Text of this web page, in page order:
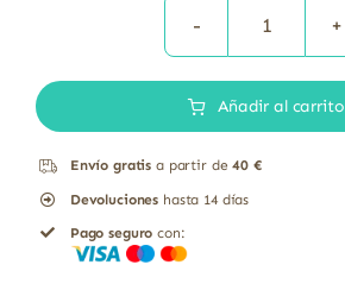
TISANA
KIDS
Añadir al carrito
Envío gratis a partir de40 €
Devoluciones hasta 14 días
Pago seguro con: